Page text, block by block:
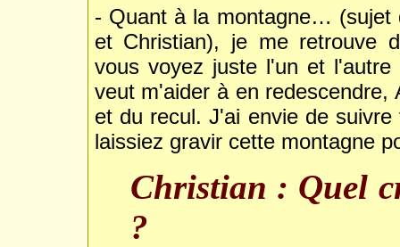
- Quant à la montagne… (sujet
et Christian), je me retrouve
vous voyez juste l'un et
veut m'aider à en redescendre,
et du recul. J'ai envie de
laissiez gravir cette montagne
Christian : Quel
?